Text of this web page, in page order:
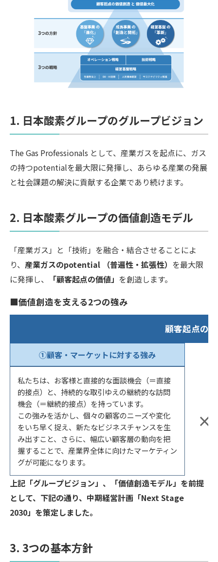
1. 日本酸素グループのグループビジョン
The Gas Professionals として、産業ガスを起点に、ガス
の持つpotentialを最大限に発揮し、あらゆる産業の発展
と社会課題の解決に貢献する企業であり続けます。
2. 日本酸素グループの価値創造モデル
「産業ガス」と「技術」を融合・結合させることによ
り、 産業ガスのpotential （普遍性・拡張性） を最大限
に発揮し、
「顧客起点の価値」 を創造します。
■価値創造を支える2つの強み
顧客起点の
①顧客・マーケットに対する強み
私たちは、お客様と直接的な面談機会（＝直接
的接点）と、持続的な取引ゆえの継続的な訪問
機会（＝継続的接点）を持っています。
この強みを活かし、個々の顧客のニーズや変化
をいち早く捉え、新たなビジネスチャンスを生
み出すこと、さらに、幅広い顧客層の動向を把
握することで、産業界全体に向けたマーケティン
グが可能になります。
×
上記「グループビジョン」、「価値創造モデル」を前提
として、下記の通り、中期経営計画「Next Stage
2030」を策定しました。
3. 3つの基本方針